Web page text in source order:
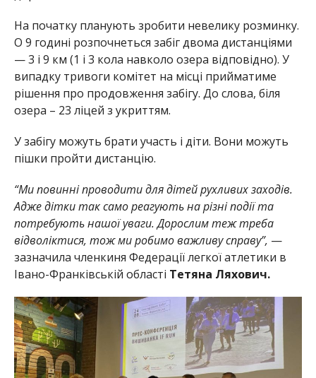
На початку планують зробити невелику розминку.
О 9 годині розпочнеться забіг двома дистанціями
— 3 і 9 км (1 і 3 кола навколо озера відповідно). У
випадку тривоги комітет на місці прийматиме
рішення про продовження забігу. До слова, біля
озера – 23 ліцей з укриттям.
У забігу можуть брати участь і діти. Вони можуть
пішки пройти дистанцію.
“Ми повинні проводити для дітей рухливих заходів.
Адже дітки так само реагують на різні події та
потребують нашої уваги. Дорослим теж треба
відволіктися, тож ми робимо важливу справу”, —
зазначила членкиня Федерації легкої атлетики в
Івано-Франківській області Тетяна Ляхович.